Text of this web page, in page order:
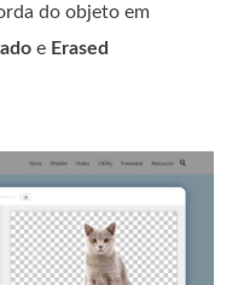
do objeto em
e Erased